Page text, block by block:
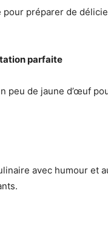
préparer de
parfaite
peu de jaune d’œuf
avec humour et